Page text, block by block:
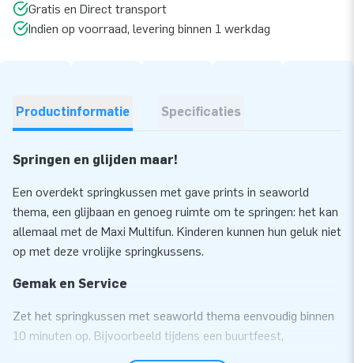
Gratis en Direct transport
Indien op voorraad, levering binnen 1 werkdag
Productinformatie Specificaties
Springen en glijden maar!
Een overdekt springkussen met gave prints in seaworld
thema, een glijbaan en genoeg ruimte om te springen: het kan
allemaal met de Maxi Multifun. Kinderen kunnen hun geluk niet
op met deze vrolijke springkussens.
Gemak en Service
Zet het springkussen met seaworld thema eenvoudig binnen
10 minuten op. Bijvoorbeeld tijdens een buurtfeest,